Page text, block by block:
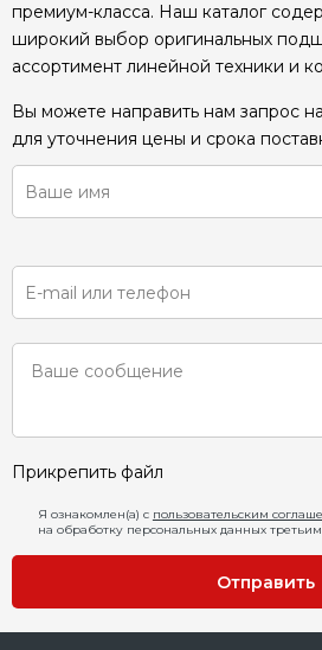
премиум-класса. Наш каталог
широкий выбор оригинальных
ассортимент линейной техники и
Вы можете направить нам запрос
для уточнения цены и срока
Прикрепить файл
Я ознакомлен(а) с пользовательским
на обработку персональных данных
Отправить